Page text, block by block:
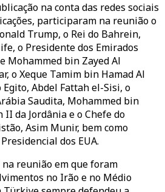
na conta das redes sociais
participaram na reunião o
Trump, o Rei do Bahrein,
o Presidente dos Emirados
Mohammed bin Zayed Al
o Xeque Tamim bin Hamad Al
Abdel Fattah el-Sisi, o
Saudita, Mohammed bin
II da Jordânia e o Chefe do
Asim Munir, bem como
dos EUA.
reunião em que foram
no Irão e no Médio